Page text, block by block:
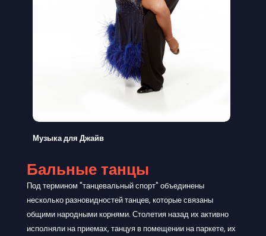
Музыка для Джайв
Бальные танцы
Под термином "танцевальный спорт" объединены
несколько разновидностей танцев, которые связаны
общими народными корнями. Столетия назад их активно
исполняли на приемах, танцуя в помещении на паркете, их